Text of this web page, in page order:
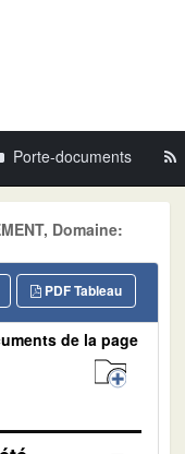
Porte-documents
Domaine:
PDF Tableau
de la page